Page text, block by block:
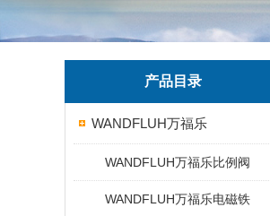
产品目录
WANDFLUH万福乐
WANDFLUH万福乐比例阀
WANDFLUH万福乐电磁铁